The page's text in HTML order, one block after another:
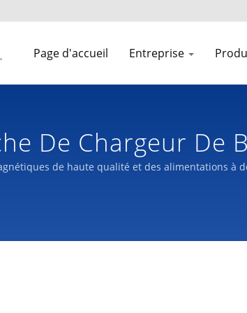
Page d'accueil Entreprise
De Chargeur
À Commutation |
de haute qualité et des alimentations à